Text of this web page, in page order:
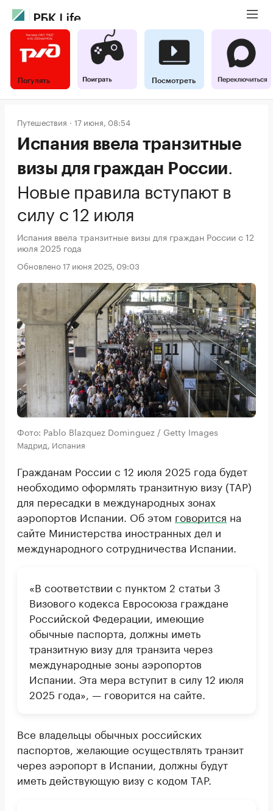
Погулять Посмотреть
Путешествия 17 июня, 08:54
Испания ввела транзитные
визы для граждан России.
Новые правила вступают в
силу с 12 июля
Испания ввела транзитные визы для граждан России с 12
июля 2025 года
Обновлено 17 июня 2025, 09:03
Фото: Pablo Blazquez Dominguez / Getty Images
Мадрид, Испания
Гражданам России с 12 июля 2025 года будет
необходимо оформлять транзитную визу (TAP)
для пересадки в международных зонах
аэропортов Испании. Об этом говорится на
сайте Министерства иностранных дел и
международного сотрудничества Испании.
«В соответствии с пунктом 2 статьи 3
Визового кодекса Евросоюза граждане
Российской Федерации, имеющие
обычные паспорта, должны иметь
транзитную визу для транзита через
международные зоны аэропортов
Испании. Эта мера вступит в силу 12 июля
2025 года», — говорится на сайте.
Все владельцы обычных российских
паспортов, желающие осуществлять транзит
через аэропорт в Испании, должны будут
иметь действующую визу с кодом TAP.